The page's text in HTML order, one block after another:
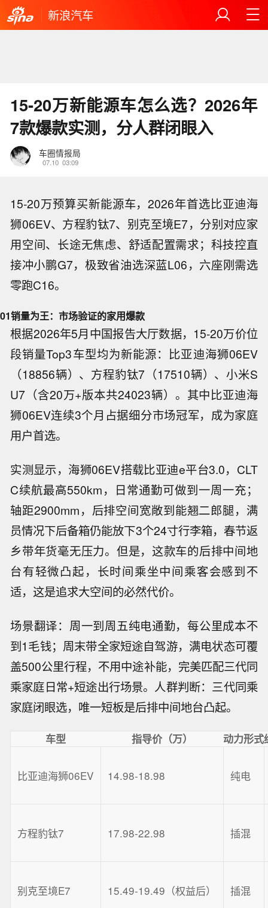
新浪汽车
15-20万新能源车怎么选？2026年
7款爆款实测，分人群闭眼入
车圈情报局
07.10 03:09
15-20万预算买新能源车，2026年首选比亚迪海
狮06EV、方程豹钛7、别克至境E7，分别对应家
用空间、长途无焦虑、舒适配置需求；科技控直
接冲小鹏G7，极致省油选深蓝L06，六座刚需选
零跑C16。
01销量为王：市场验证的家用爆款
根据2026年5月中国报告大厅数据，15-20万价位
段销量Top3车型均为新能源：比亚迪海狮06EV
（18856辆）、方程豹钛7（17510辆）、小米S
U7（含20万+版本共24023辆）。其中比亚迪海
狮06EV连续3个月占据细分市场冠军，成为家庭
用户首选。
实测显示，海狮06EV搭载比亚迪e平台3.0，CLT
C续航最高550km，日常通勤可做到一周一充；
轴距2900mm，后排空间宽敞到能翘二郎腿，满
员情况下后备箱仍能放下3个24寸行李箱，春节返
乡带年货毫无压力。但是，这款车的后排中间地
台有轻微凸起，长时间乘坐中间乘客会感到不
适，这是追求大空间的必然代价。
场景翻译：周一到周五纯电通勤，每公里成本不
到1毛钱；周末带全家短途自驾游，满电状态可覆
盖500公里行程，不用中途补能，完美匹配三代同
乘家庭日常+短途出行场景。人群判断：三代同乘
家庭闭眼选，唯一短板是后排中间地台凸起。
车型 指导价（万） 动力形式
比亚迪海狮06EV 14.98-18.98 纯电
方程豹钛7 17.98-22.98 插混
别克至境E7 15.49-19.49（权益后） 插混